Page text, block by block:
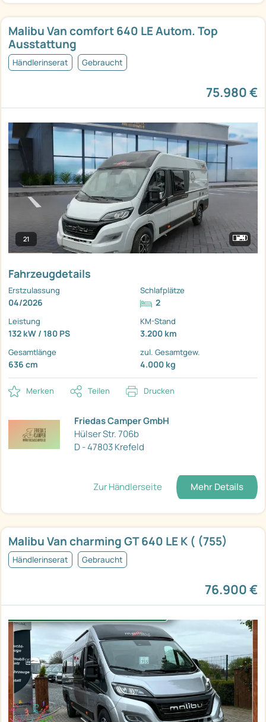
Malibu Van comfort 640 LE Autom. Top
Ausstattung
Händlerinserat Gebraucht
75.980 €
21
Fahrzeugdetails
Erstzulassung
04/2026
Schlafplätze
2
Leistung
132 kW / 180 PS
KM-Stand
3.200 km
Gesamtlänge
636 cm
zul. Gesamtgew.
4.000 kg
Merken Teilen Drucken
Friedas Camper GmbH
Hülser Str. 706b
D - 47803 Krefeld
Zur Händlerseite Mehr Details
Malibu Van charming GT 640 LE K ( (755)
Händlerinserat Gebraucht
76.900 €